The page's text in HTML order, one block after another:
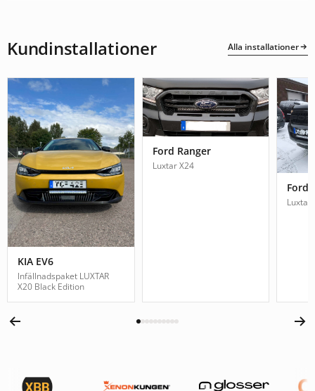
Kundinstallationer Alla installationer
KIA EV6
Infällnadspaket LUXTAR
X20 Black Edition
Ford Ranger
Luxtar X24
Ford
Luxtar